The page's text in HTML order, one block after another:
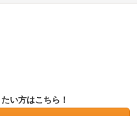
い方はこちら！